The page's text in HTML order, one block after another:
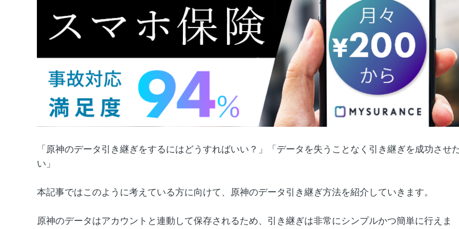
「原神のデータ引き継ぎをするにはどうすればいい？」「データを失うことなく引き継ぎを成功させ
い」
本記事ではこのように考えている方に向けて、原神のデータ引き継ぎ方法を紹介していきます。
原神のデータはアカウントと連動して保存されるため、引き継ぎは非常にシンプルかつ簡単に行えま